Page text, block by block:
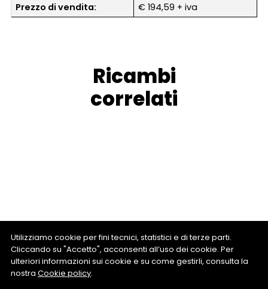
Prezzo di vendita: € 194,59 + iva
Ricambi
correlati
Utilizziamo cookie per fini tecnici, statistici e di terze parti.
Cliccando su "Accetto", acconsenti all’uso dei cookie. Per
ulteriori informazioni sui cookie e su come gestirli, consulta la
nostra Cookie policy.